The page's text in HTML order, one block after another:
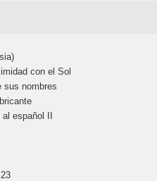
con el Sol
sus nombres
español II